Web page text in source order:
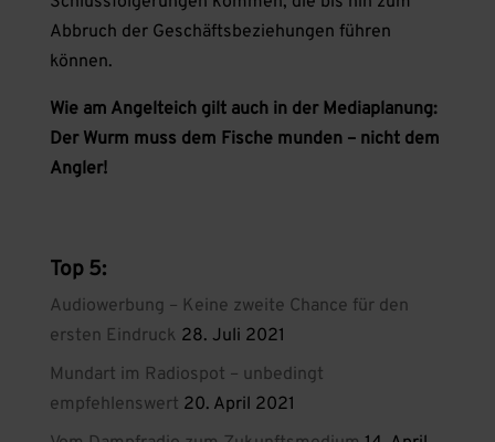
Abbruch der Geschäftsbeziehungen führen
können.
Wie am Angelteich gilt auch in der Mediaplanung:
Der Wurm muss dem Fische munden – nicht dem
Angler!
Top 5:
Audiowerbung – Keine zweite Chance für den
ersten Eindruck 28. Juli 2021
Mundart im Radiospot – unbedingt
empfehlenswert 20. April 2021